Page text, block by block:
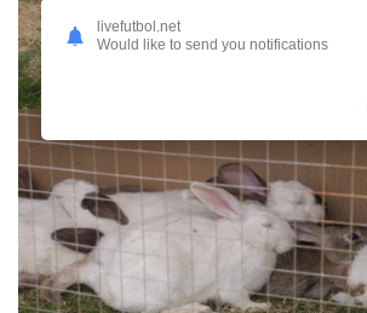
livefutbol.net
Would like to send you notifications